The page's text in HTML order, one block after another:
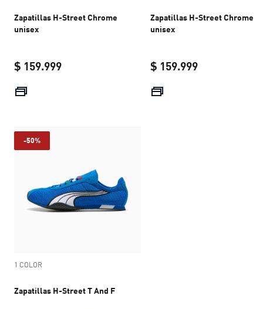
Zapatillas H-Street Chrome
unisex
$ 159.999
current price $ 159.999
Zapatillas H-Street Chrome
unisex
$ 159.999
-50%
1 COLOR
Zapatillas H-Street T And F